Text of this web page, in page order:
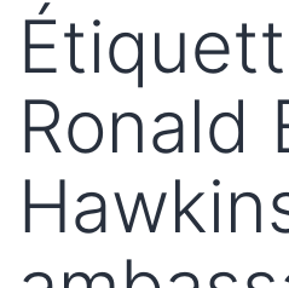
Ronald